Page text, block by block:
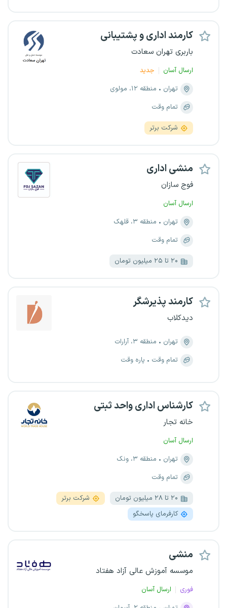
کارمند اداری و پشتیبانی
باربری تهران سعادت
ارسال آسان
جدید
تهران
منطقه ۱۲، مولوی
تمام وقت
شرکت برتر
منشی اداری
فوج سازان
ارسال آسان
تهران
منطقه ۳، قلهک
تمام وقت
۲۰ تا ۲۵ میلیون تومان
کارمند پذیرشگر
دیدکلاب
تهران
منطقه ۳، آرارات
تمام وقت
پاره وقت
کارشناس اداری واحد ثبتی
خانه تجار
ارسال آسان
تهران
منطقه ۳، ونک
تمام وقت
۲۰ تا ۲۸ میلیون تومان
شرکت برتر
کارفرمای پاسخگو
منشی
موسسه آموزش عالی آزاد هفتاد
فوری
ارسال آسان